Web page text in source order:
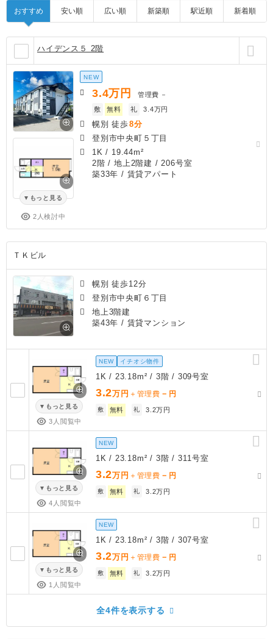
おすすめ 安い順 広い順 新築順 駅近順 新着順
ハイデンス５ 2階
もっと見る
2人検討中
NEW
3.4万円 管理費 －
敷
無料 礼 3.4万円
幌別 徒歩8分
登別市中央町５丁目
1K / 19.44m²
2階 / 地上2階建 / 206号室
築33年 / 賃貸アパート
ＴＫビル
幌別 徒歩12分
登別市中央町６丁目
地上3階建
築43年 / 賃貸マンション
もっと見る
3人閲覧中
NEW イチオシ物件
1K / 23.18m² / 3階 / 309号室
3.2万円 ＋管理費 － 円
敷 無料 礼 3.2万円
もっと見る
4人閲覧中
NEW
1K / 23.18m² / 3階 / 311号室
3.2万円 ＋管理費 － 円
敷 無料 礼 3.2万円
もっと見る
1人閲覧中
NEW
1K / 23.18m² / 3階 / 307号室
3.2万円 ＋管理費 － 円
敷 無料 礼 3.2万円
全4件を表示する